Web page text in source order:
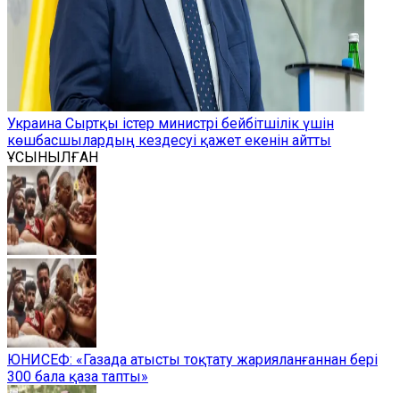
Украина Сыртқы істер министрі бейбітшілік үшін
көшбасшылардың кездесуі қажет екенін айтты
ҰСЫНЫЛҒАН
ЮНИСЕФ: «Газада атысты тоқтату жарияланғаннан бері
300 бала қаза тапты»